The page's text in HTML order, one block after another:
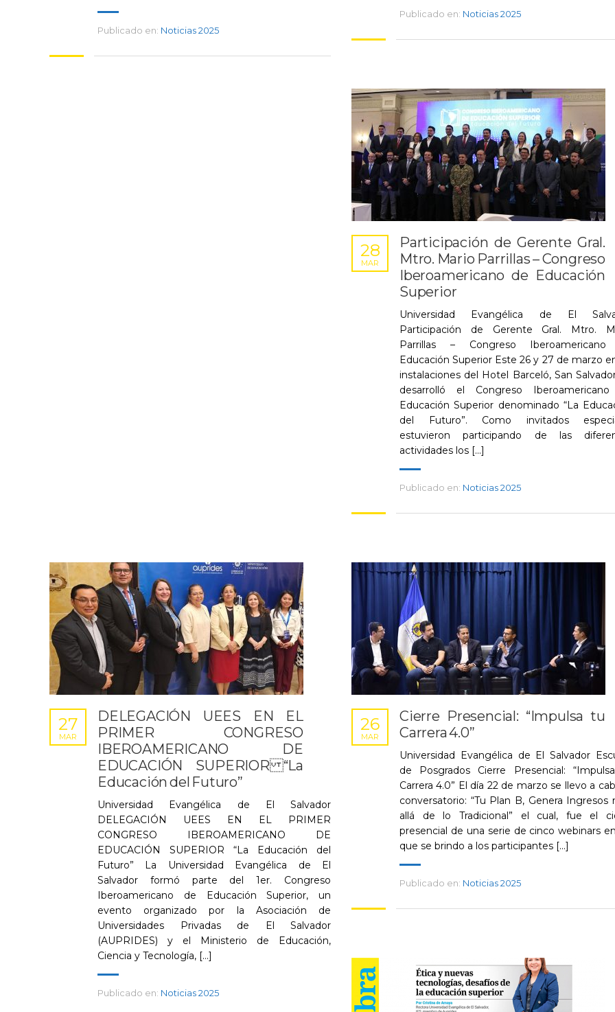
Publicado en: Noticias 2025
Publicado en: Noticias 2025
Participación de Gerente Gral.
Mtro. Mario Parrillas – Congreso
Iberoamericano de Educación
Superior
28
MAR
Universidad Evangélica de El
Participación de Gerente Gral. Mtro.
Parrillas – Congreso
Educación Superior Este 26 y 27 de marzo
instalaciones del Hotel Barceló, San
desarrolló el Congreso
Educación Superior denominado “La
del Futuro”. Como invitados
estuvieron participando de las
actividades los [...]
Publicado en: Noticias 2025
DELEGACIÓN UEES EN EL
PRIMER CONGRESO
IBEROAMERICANO DE
EDUCACIÓN SUPERIOR “La
Educación del Futuro”
27
MAR
Universidad Evangélica de El Salvador
DELEGACIÓN UEES EN EL PRIMER
CONGRESO IBEROAMERICANO DE
EDUCACIÓN SUPERIOR “La Educación del
Futuro” La Universidad Evangélica de El
Salvador formó parte del 1er. Congreso
Iberoamericano de Educación Superior, un
evento organizado por la Asociación de
Universidades Privadas de El Salvador
(AUPRIDES) y el Ministerio de Educación,
Ciencia y Tecnología, [...]
Publicado en: Noticias 2025
Cierre Presencial: “Impulsa tu
Carrera 4.0”
26
MAR
Universidad Evangélica de El Salvador
de Posgrados Cierre Presencial:
Carrera 4.0” El día 22 de marzo se llevo a
conversatorio: “Tu Plan B, Genera Ingresos
allá de lo Tradicional” el cual, fue el
presencial de una serie de cinco webinars
que se brindo a los participantes [...]
Publicado en: Noticias 2025